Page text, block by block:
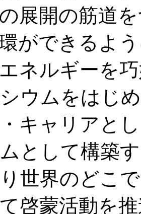
展開の筋道
ができるよ
ネルギーを
ウムをはじ
キャリアと
として構築
世界のどこ
啓蒙活動を